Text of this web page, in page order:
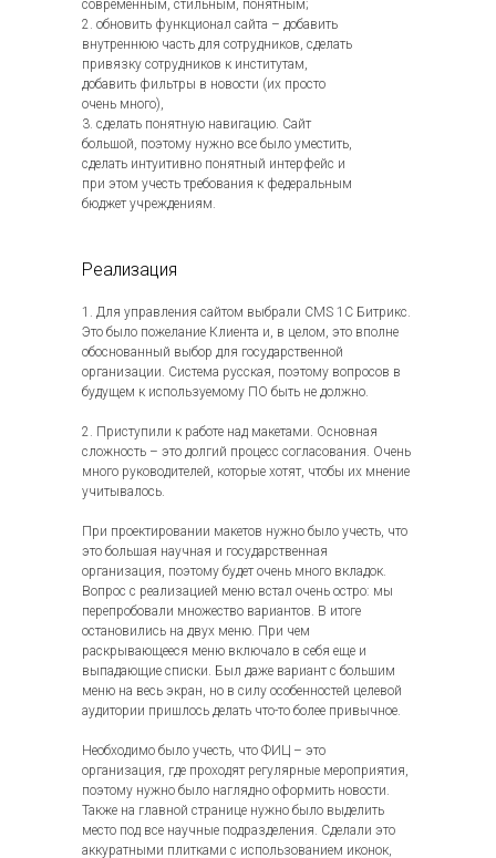
Реализация
современным, стильным, понятным;
2. обновить функционал сайта – добавить
внутреннюю часть для сотрудников, сделать
привязку сотрудников к институтам,
добавить фильтры в новости (их просто
очень много),
3. сделать понятную навигацию. Сайт
большой, поэтому нужно все было уместить,
сделать интуитивно понятный интерфейс и
при этом учесть требования к федеральным
бюджет учреждениям.
1. Для управления сайтом выбрали CMS 1С Битрикс.
Это было пожелание Клиента и, в целом, это вполне
обоснованный выбор для государственной
организации. Система русская, поэтому вопросов в
будущем к используемому ПО быть не должно.
2. Приступили к работе над макетами. Основная
сложность – это долгий процесс согласования. Очень
много руководителей, которые хотят, чтобы их мнение
учитывалось.
При проектировании макетов нужно было учесть, что
это большая научная и государственная
организация, поэтому будет очень много вкладок.
Вопрос с реализацией меню встал очень остро: мы
перепробовали множество вариантов. В итоге
остановились на двух меню. При чем
раскрывающееся меню включало в себя еще и
выпадающие списки. Был даже вариант с большим
меню на весь экран, но в силу особенностей целевой
аудитории пришлось делать что-то более привычное.
Необходимо было учесть, что ФИЦ – это
организация, где проходят регулярные мероприятия,
поэтому нужно было наглядно оформить новости.
Также на главной странице нужно было выделить
место под все научные подразделения. Сделали это
аккуратными плитками с использованием иконок,